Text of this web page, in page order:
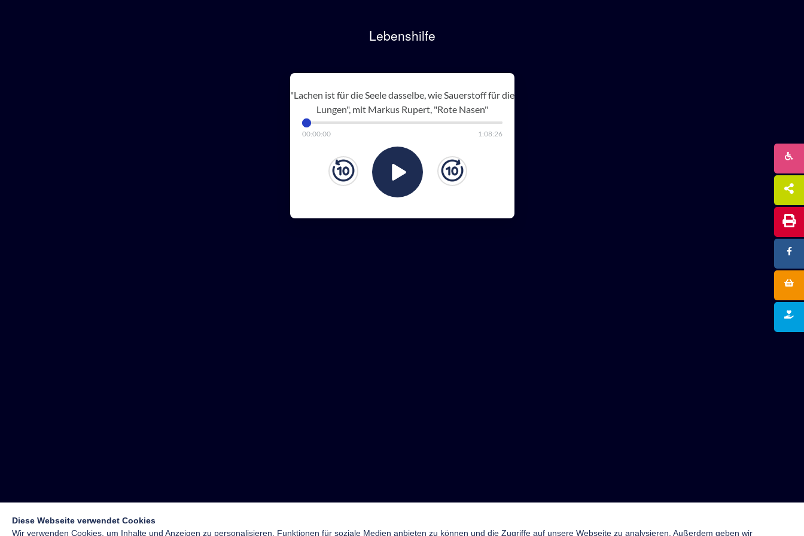
Lebenshilfe
"Lachen ist für die Seele dasselbe, wie Sauerstoff für die
Lungen", mit Markus Rupert, "Rote Nasen"
00:00:00 1:08:26
Diese Webseite verwendet Cookies
Wir verwenden Cookies, um Inhalte und Anzeigen zu personalisieren, Funktionen für soziale Medien anbieten zu können und die Zugriffe auf unsere Webseite zu analysieren. Außerdem geben wir